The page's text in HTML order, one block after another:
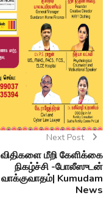
Next Post
விதிகளை மீறி கேளிக்கை
நிகழ்ச்சி -போலீஸுடன்
வாக்குவாதம்| Kumudam
News